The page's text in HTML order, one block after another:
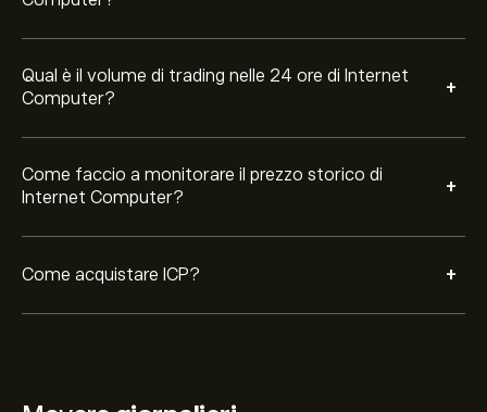
Qual è il volume di trading nelle 24 ore di Internet
Computer?
+
Come faccio a monitorare il prezzo storico di
Internet Computer?
+
Come acquistare ICP? +